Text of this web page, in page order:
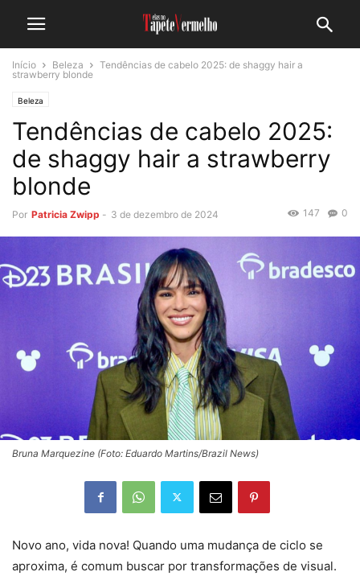
Início Beleza
Tendências de cabelo 2025: de shaggy hair a
strawberry blonde
Beleza
Tendências de cabelo 2025:
de shaggy hair a strawberry
blonde
Por Patricia Zwipp - 3 de dezembro de 2024 0
147
Bruna Marquezine (Foto: Eduardo Martins/Brazil News)
Novo ano, vida nova! Quando uma mudança de ciclo se
aproxima, é comum buscar por transformações de visual.